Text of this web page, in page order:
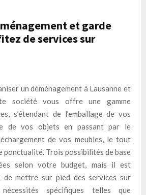
et garde
de services sur
un déménagement à Lausanne et
société vous offre une gamme
s’étendant de l’emballage de vos
de vos objets en passant par le
de vos meubles, le tout
ponctualité. Trois possibilités de base
selon votre budget, mais il est
de mettre sur pied des services sur
spécifiques telles que